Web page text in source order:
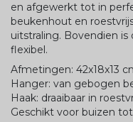
en afgewerkt tot in
beukenhout en
uitstraling. Bovendien is
flexibel.
Afmetingen: 42x18x13
Hanger: van gebogen
Haak: draaibaar in
Geschikt voor buizen